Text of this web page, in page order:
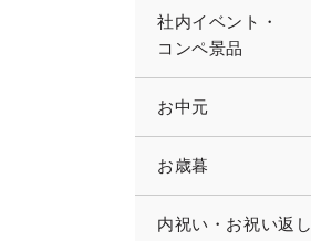
社内イベント・
コンペ景品
お中元
お歳暮
内祝い・お祝い返し